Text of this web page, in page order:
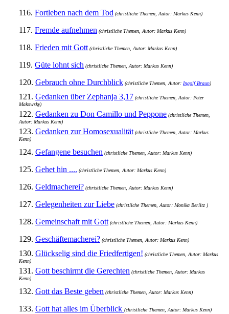
116. Fortleben nach dem Tod (christliche Themen, Autor: Markus Kenn)
117. Fremde aufnehmen (christliche Themen, Autor: Markus Kenn)
118. Frieden mit Gott (christliche Themen, Autor: Markus Kenn)
119. Güte lohnt sich (christliche Themen, Autor: Markus Kenn)
120. Gebrauch ohne Durchblick (christliche Themen, Autor: Ingolf Braun)
121. Gedanken über Zephanja 3,17 (christliche Themen, Autor: Peter
Makowsky)
122. Gedanken zu Don Camillo und Peppone (christliche Themen,
Autor: Markus Kenn)
123. Gedanken zur Homosexualität (christliche Themen, Autor: Markus
Kenn)
124. Gefangene besuchen (christliche Themen, Autor: Markus Kenn)
125. Gehet hin .... (christliche Themen, Autor: Markus Kenn)
126. Geldmacherei? (christliche Themen, Autor: Markus Kenn)
127. Gelegenheiten zur Liebe (christliche Themen, Autor: Monika Berlitz )
128. Gemeinschaft mit Gott (christliche Themen, Autor: Markus Kenn)
129. Geschäftemacherei? (christliche Themen, Autor: Markus Kenn)
130. Glückselig sind die Friedfertigen! (christliche Themen, Autor: Markus
Kenn)
131. Gott beschirmt die Gerechten (christliche Themen, Autor: Markus
Kenn)
132. Gott das Beste geben (christliche Themen, Autor: Markus Kenn)
133. Gott hat alles im Überblick (christliche Themen, Autor: Markus Kenn)